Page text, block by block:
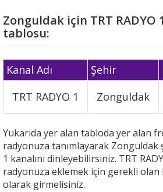
Zonguldak için TRT RADYO
tablosu:
Kanal Adı Şehir
TRT RADYO 1
Zonguldak
Yukarıda yer alan tabloda yer alan
radyonuza tanımlayarak Zonguldak
1 kanalını dinleyebilirsiniz. TRT
radyonuza eklemek için gerekli olan
olarak girmelisiniz.